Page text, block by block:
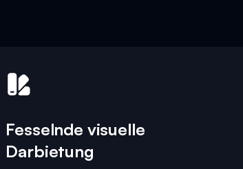
Fesselnde visuelle
Darbietung